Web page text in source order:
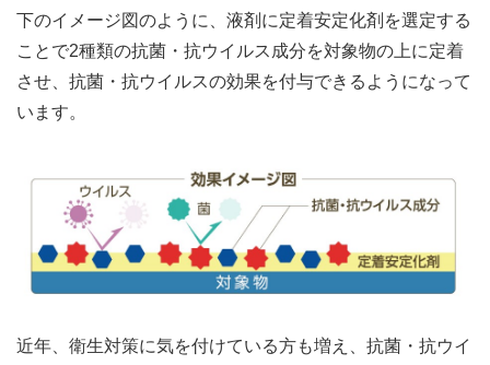
下のイメージ図のように、液剤に定着安定化剤を選定する
ことで2種類の抗菌・抗ウイルス成分を対象物の上に定着
させ、抗菌・抗ウイルスの効果を付与できるようになって
います。
近年、衛生対策に気を付けている方も増え、抗菌・抗ウイ